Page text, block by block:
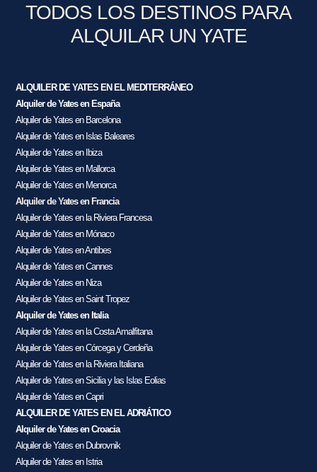
TODOS LOS DESTINOS PARA
ALQUILAR UN YATE
ALQUILER DE YATES EN EL MEDITERRÁNEO
Alquiler de Yates en España
Alquiler de Yates en Barcelona
Alquiler de Yates en Islas Baleares
Alquiler de Yates en Ibiza
Alquiler de Yates en Mallorca
Alquiler de Yates en Menorca
Alquiler de Yates en Francia
Alquiler de Yates en la Riviera Francesa
Alquiler de Yates en Mónaco
Alquiler de Yates en Antibes
Alquiler de Yates en Cannes
Alquiler de Yates en Niza
Alquiler de Yates en Saint Tropez
Alquiler de Yates en Italia
Alquiler de Yates en la Costa Amalfitana
Alquiler de Yates en Córcega y Cerdeña
Alquiler de Yates en la Riviera Italiana
Alquiler de Yates en Sicilia y las Islas Eolias
Alquiler de Yates en Capri
ALQUILER DE YATES EN EL ADRIÁTICO
Alquiler de Yates en Croacia
Alquiler de Yates en Dubrovnik
Alquiler de Yates en Istria